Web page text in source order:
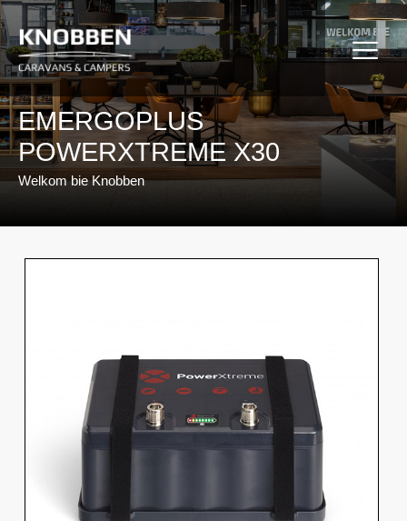
Ga
naar
de
inhoud
EMERGOPLUS
POWERXTREME X30
Welkom bie Knobben